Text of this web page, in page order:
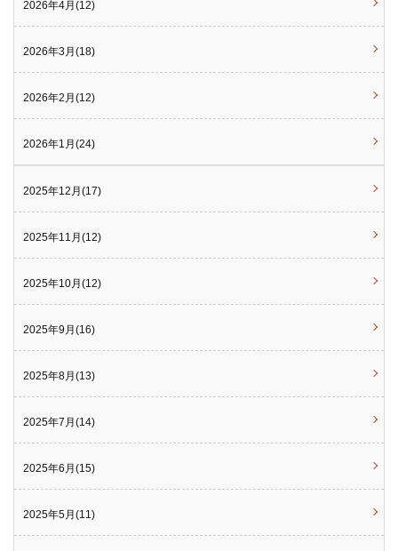
2026年4月(12)
2026年3月(18)
2026年2月(12)
2026年1月(24)
2025年12月(17)
2025年11月(12)
2025年10月(12)
2025年9月(16)
2025年8月(13)
2025年7月(14)
2025年6月(15)
2025年5月(11)